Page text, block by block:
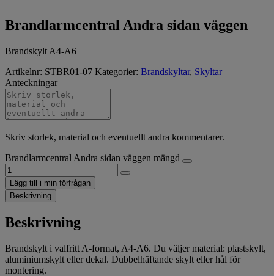
Brandlarmcentral Andra sidan väggen
Brandskylt A4-A6
Artikelnr: STBR01-07 Kategorier: Brandskyltar, Skyltar
Anteckningar
Skriv storlek, material och eventuellt andra kommentarer.
Brandlarmcentral Andra sidan väggen mängd
Lägg till i min förfrågan
Beskrivning
Beskrivning
Brandskylt i valfritt A-format, A4-A6. Du väljer material: plastskylt,
aluminiumskylt eller dekal. Dubbelhäftande skylt eller hål för
montering.